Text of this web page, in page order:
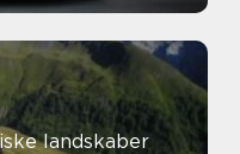
landskaber